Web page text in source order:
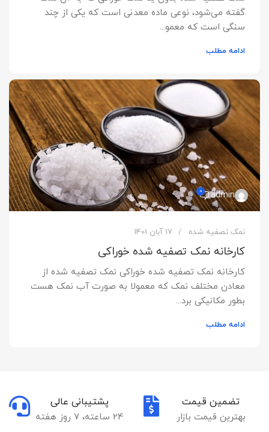
گفته می‌شود، نوعی ماده معدنی است که یکی از چند
سنگی است که معمو...
ادامه مطلب
admin
0
نمک تصفیه شده 17 آبان 1401
کارخانه نمک تصفیه شده خوراکی
کارخانه نمک تصفیه شده خوراکی نمک تصفیه شده از
معادن مختلف نمک که معمولا به صورت آب نمک هست
بطور مکانیکی برد...
ادامه مطلب
تضمین قیمت
بهترین قیمت بازار
پشتیبانی عالی
24 ساعته، 7 روز هفته